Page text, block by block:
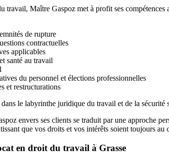
travail, Maître Gaspoz met à profit ses
de rupture
contractuelles
applicables
santé au travail
du personnel et élections professionnelles
et restructurations
le labyrinthe juridique du travail et de la sécurité
envers ses clients se traduit par une approche
que vos droits et vos intérêts soient toujours au
en droit du travail à Grasse